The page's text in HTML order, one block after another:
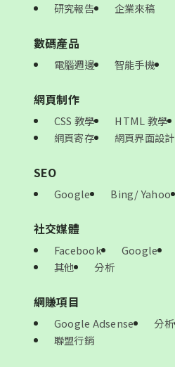
研究報告
企業來稿
數碼產品
電腦週邊 智能手機
網頁制作
CSS 教學 HTML 教學
網頁寄存
網頁界面設計
SEO
Google Bing/ Yahoo
社交媒體
Facebook Google
其他
分析
網賺項目
Google Adsense 分析
聯盟行銷